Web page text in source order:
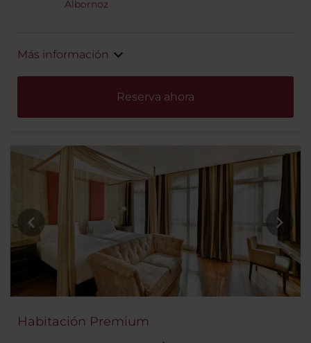
Albornoz
Más información
Reserva ahora
Habitación Premium